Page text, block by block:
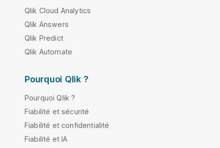
Qlik Cloud Analytics
Qlik Answers
Qlik Predict
Qlik Automate
Pourquoi Qlik ?
Pourquoi Qlik ?
Fiabilité et sécurité
Fiabilité et confidentialité
Fiabilité et IA